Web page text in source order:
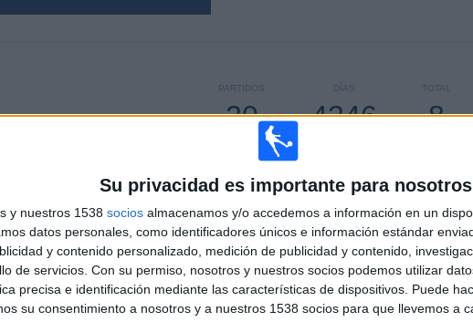
Su privacidad es importante para nosotros
y nuestros 1538 socios almacenamos y/o accedemos a información en un
datos personales, como identificadores únicos e información estándar
y contenido personalizado, medición de publicidad y contenido,
de servicios. Con su permiso, nosotros y nuestros socios podemos utilizar
precisa e identificación mediante las características de dispositivos. Puede
su consentimiento a nosotros y a nuestros 1538 socios para que llevemos a
TOTAL
8
DÍAS
4346
PARTIDOS
20
CONSECUTIVOS
8
RIVALES
6
VS Sporting CP
2
COMPETICIONES